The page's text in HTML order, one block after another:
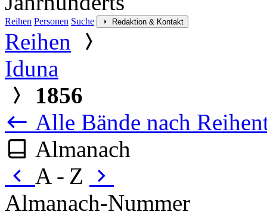
Reihen Personen Suche Redaktion & Kontakt
Reihen
Iduna
1856
Alle Bände nach
Almanach
A - Z
Almanach-Nummer